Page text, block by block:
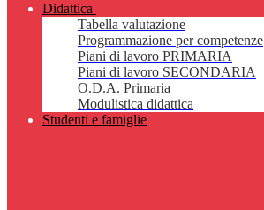
Didattica
Tabella valutazione
Programmazione per competenze
Piani di lavoro PRIMARIA
Piani di lavoro SECONDARIA
O.D.A. Primaria
Modulistica didattica
Studenti e famiglie